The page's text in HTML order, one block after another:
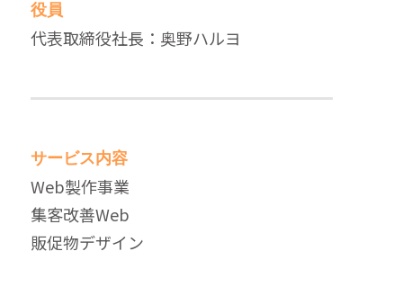
役員
代表取締役社長：奥野ハルヨ
サービス内容
Web製作事業
集客改善Web
販促物デザイン